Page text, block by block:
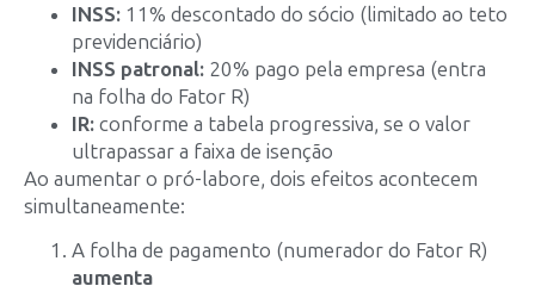
INSS: 11% descontado do sócio (limitado ao teto
previdenciário)
INSS patronal: 20% pago pela empresa (entra
na folha do Fator R)
IR: conforme a tabela progressiva, se o valor
ultrapassar a faixa de isenção
Ao aumentar o pró-labore, dois efeitos acontecem
simultaneamente:
A folha de pagamento (numerador do Fator R)
aumenta